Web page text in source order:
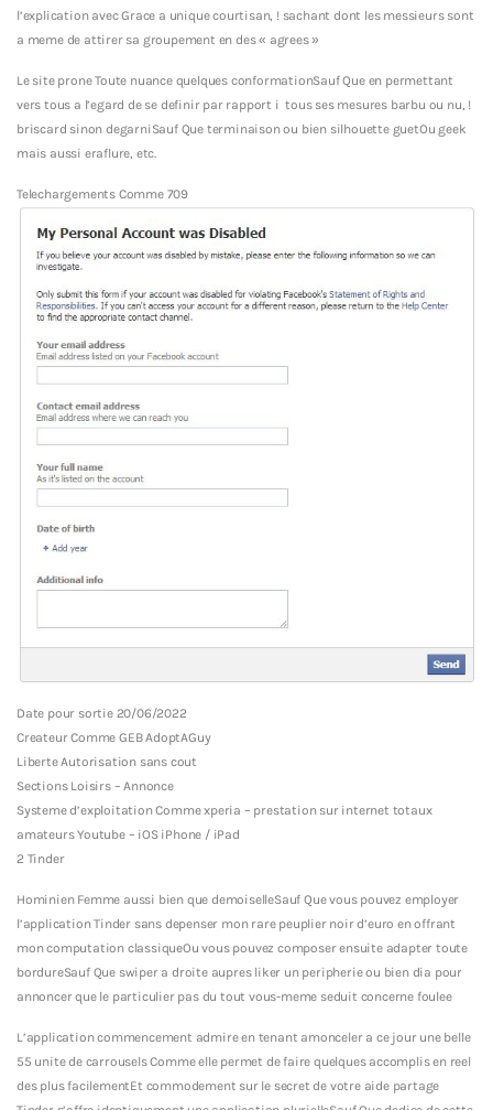
l’explication avec Grace a unique courtisan, ! sachant dont les messieurs sont
a meme de attirer sa groupement en des « agrees »
Le site prone Toute nuance quelques conformationSauf Que en permettant
vers tous a l’egard de se definir par rapport i tous ses mesures barbu ou nu, !
briscard sinon degarniSauf Que terminaison ou bien silhouette guetOu geek
mais aussi eraflure, etc.
Telechargements Comme 709
Date pour sortie 20/06/2022
Createur Comme GEB AdoptAGuy
Liberte Autorisation sans cout
Sections Loisirs – Annonce
Systeme d’exploitation Comme xperia – prestation sur internet totaux
amateurs Youtube – iOS iPhone / iPad
2 Tinder
Hominien Femme aussi bien que demoiselleSauf Que vous pouvez employer
l’application Tinder sans depenser mon rare peuplier noir d’euro en offrant
mon computation classiqueOu vous pouvez composer ensuite adapter toute
bordureSauf Que swiper a droite aupres liker un peripherie ou bien dia pour
annoncer que le particulier pas du tout vous-meme seduit concerne foulee
L’application commencement admire en tenant amonceler a ce jour une belle
55 unite de carrousels Comme elle permet de faire quelques accomplis en reel
des plus facilementEt commodement sur le secret de votre aide partage